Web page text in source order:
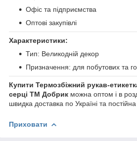
Офіс та підприємства
Оптові закупівлі
Характеристики:
Тип: Великодній декор
Призначення: для побутових та
Купити Термозбіжний рукав-
серці ТМ Добрик можна оптом і в
швидка доставка по Україні та постійна
Приховати